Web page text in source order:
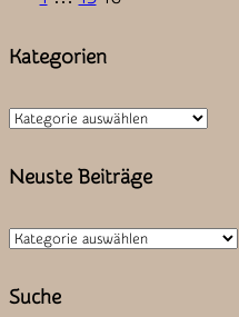
der
Kategorien
Kategorien
Neuste Beiträge
Neuste
Suche